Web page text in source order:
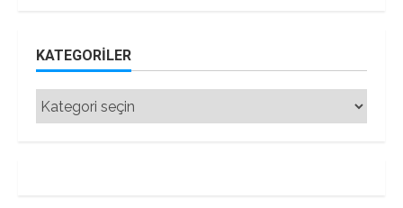
KATEGORILER
Kategoriler